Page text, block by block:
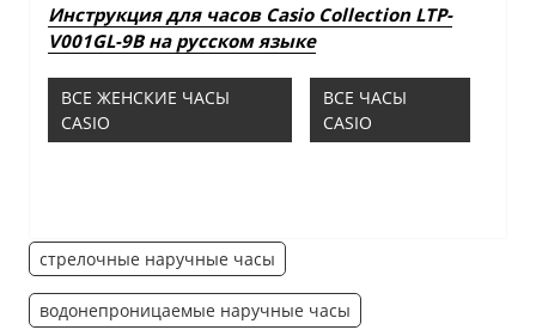
Инструкция для часов Casio Collection LTP-
V001GL-9B на русском языке
ВСЕ ЖЕНСКИЕ ЧАСЫ
CASIO
ВСЕ ЧАСЫ
CASIO
стрелочные наручные часы
водонепроницаемые наручные часы